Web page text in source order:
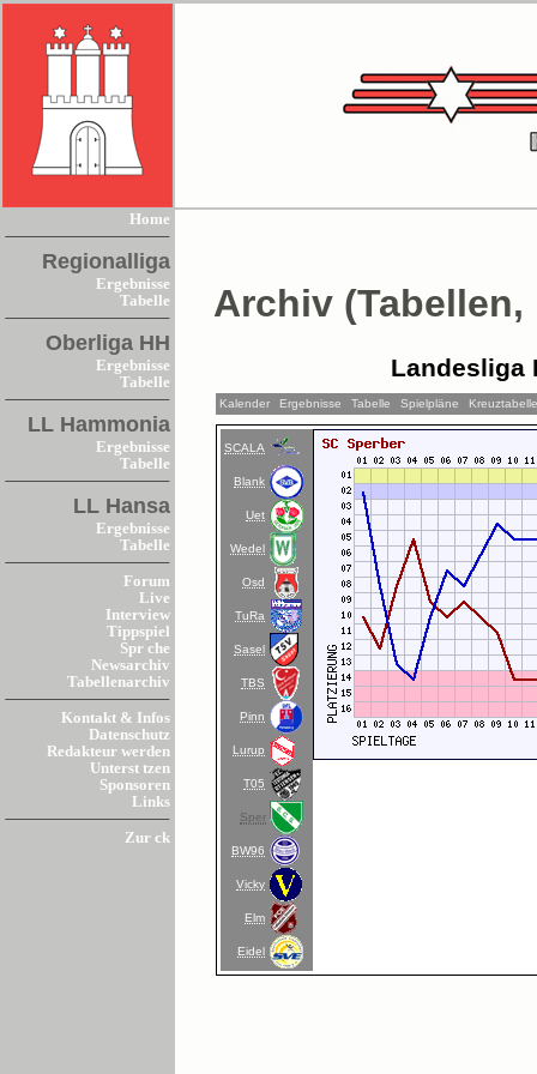
Home
Regionalliga
Ergebnisse
Tabelle
Oberliga HH
Ergebnisse
Tabelle
LL Hammonia
Ergebnisse
Tabelle
LL Hansa
Ergebnisse
Tabelle
Forum
Live
Interview
Tippspiel
Spr che
Newsarchiv
Tabellenarchiv
Kontakt & Infos
Datenschutz
Redakteur werden
Unterst tzen
Sponsoren
Links
Zur ck
Archiv
Landesliga
Kalender Ergebnisse Tabelle Spielpläne
SCALA
Blank
Uet
Wedel
Osd
TuRa
Sasel
TBS
Pinn
Lurup
T05
Sper
BW96
Vicky
Elm
Eidel